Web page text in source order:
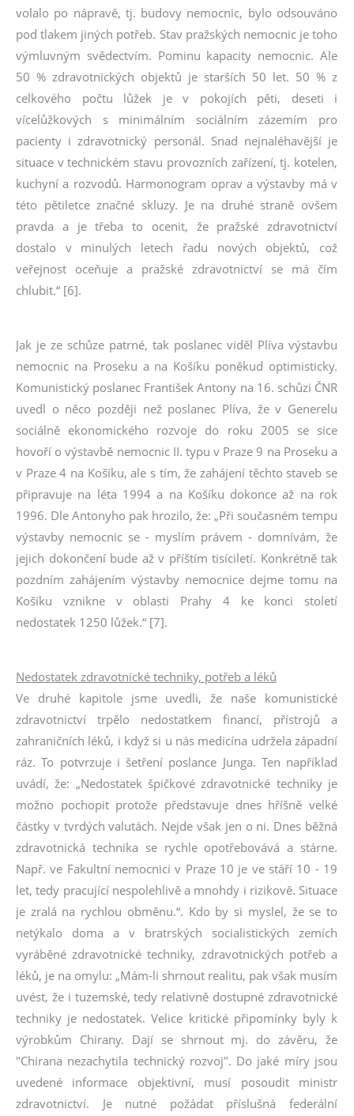
volalo po nápravě, tj. budovy nemocnic, bylo odsouváno
pod tlakem jiných potřeb. Stav pražských nemocnic je toho
výmluvným svědectvím. Pominu kapacity nemocnic. Ale
50 % zdravotnických objektů je starších 50 let. 50 % z
celkového počtu lůžek je v pokojích pěti, deseti i
vícelůžkových s minimálním sociálním zázemím pro
pacienty i zdravotnický personál. Snad nejnaléhavější je
situace v technickém stavu provozních zařízení, tj. kotelen,
kuchyní a rozvodů. Harmonogram oprav a výstavby má v
této pětiletce značné skluzy. Je na druhé straně ovšem
pravda a je třeba to ocenit, že pražské zdravotnictví
dostalo v minulých letech řadu nových objektů, což
veřejnost oceňuje a pražské zdravotnictví se má čím
chlubit.“ [6].
Jak je ze schůze patrné, tak poslanec viděl Plíva výstavbu
nemocnic na Proseku a na Košíku poněkud optimisticky.
Komunistický poslanec František Antony na 16. schůzi ČNR
uvedl o něco později než poslanec Plíva, že v Generelu
sociálně ekonomického rozvoje do roku 2005 se sice
hovoří o výstavbě nemocnic II. typu v Praze 9 na Proseku a
v Praze 4 na Košíku, ale s tím, že zahájení těchto staveb se
připravuje na léta 1994 a na Košíku dokonce až na rok
1996. Dle Antonyho pak hrozilo, že: „Při současném tempu
výstavby nemocnic se - myslím právem - domnívám, že
jejich dokončení bude až v příštím tisíciletí. Konkrétně tak
pozdním zahájením výstavby nemocnice dejme tomu na
Košíku vznikne v oblasti Prahy 4 ke konci století
nedostatek 1250 lůžek.“ [7].
Nedostatek zdravotnické techniky, potřeb a léků
Ve druhé kapitole jsme uvedli, že naše komunistické
zdravotnictví trpělo nedostatkem financí, přístrojů a
zahraničních léků, i když si u nás medicína udržela západní
ráz. To potvrzuje i šetření poslance Junga. Ten například
uvádí, že: „Nedostatek špičkové zdravotnické techniky je
možno pochopit protože představuje dnes hříšně velké
částky v tvrdých valutách. Nejde však jen o ni. Dnes běžná
zdravotnická technika se rychle opotřebovává a stárne.
Např. ve Fakultní nemocnici v Praze 10 je ve stáří 10 - 19
let, tedy pracující nespolehlivě a mnohdy i rizikově. Situace
je zralá na rychlou obměnu.“. Kdo by si myslel, že se to
netýkalo doma a v bratrských socialistických zemích
vyráběné zdravotnické techniky, zdravotnických potřeb a
léků, je na omylu: „Mám-li shrnout realitu, pak však musím
uvést, že i tuzemské, tedy relativně dostupné zdravotnické
techniky je nedostatek. Velice kritické připomínky byly k
výrobkům Chirany. Dají se shrnout mj. do závěru, že
"Chirana nezachytila technický rozvoj". Do jaké míry jsou
uvedené informace objektivní, musí posoudit ministr
zdravotnictví. Je nutné požádat příslušná federální